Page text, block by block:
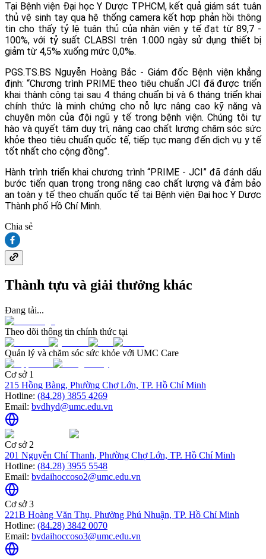
Tại Bệnh viện Đại học Y Dược TPHCM, kết quả giám sát tuân
thủ vệ sinh tay qua hệ thống camera kết hợp phản hồi thông
tin cho thấy tỷ lệ tuân thủ của nhân viên y tế đạt từ 89,7 -
100%, với tỷ suất CLABSI trên 1.000 ngày sử dụng thiết bị
giảm từ 4,5‰ xuống mức 0,0‰.
PGS.TS.BS Nguyễn Hoàng Bắc - Giám đốc Bệnh viện khẳng
định: “Chương trình PRIME theo tiêu chuẩn JCI đã được triển
khai thành công tại sau 4 tháng chuẩn bị và 6 tháng triển khai
chính thức là minh chứng cho nỗ lực nâng cao kỹ năng và
chuyên môn của đội ngũ y tế trong bệnh viện. Chúng tôi tự
hào và quyết tâm duy trì, nâng cao chất lượng chăm sóc sức
khỏe theo tiêu chuẩn quốc tế, tiếp tục mang đến dịch vụ y tế
tốt nhất cho cộng đồng”.
Hành trình triển khai chương trình “PRIME - JCI” đã đánh dấu
bước tiến quan trọng trong nâng cao chất lượng và đảm bảo
an toàn y tế theo chuẩn quốc tế tại Bệnh viện Đại học Y Dược
Thành phố Hồ Chí Minh.
Chia sẻ
Thành tựu và giải thưởng khác
Đang tải...
Theo dõi thông tin chính thức tại
Quản lý và chăm sóc sức khỏe với UMC Care
Cơ sở 1
215 Hồng Bàng, Phường Chợ Lớn, TP. Hồ Chí Minh
Hotline: (84.28) 3855 4269
Email: bvdhyd@umc.edu.vn
Cơ sở 2
201 Nguyễn Chí Thanh, Phường Chợ Lớn, TP. Hồ Chí Minh
Hotline: (84.28) 3955 5548
Email: bvdaihoccoso2@umc.edu.vn
Cơ sở 3
221B Hoàng Văn Thụ, Phường Phú Nhuận, TP. Hồ Chí Minh
Hotline: (84.28) 3842 0070
Email: bvdaihoccoso3@umc.edu.vn